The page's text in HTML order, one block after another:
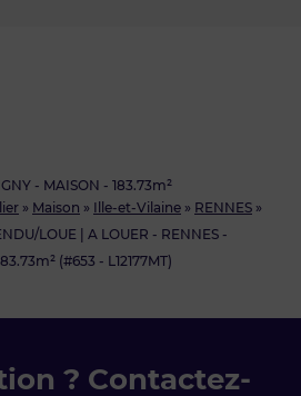
» Maison » Ille-et-Vilaine » RENNES »
LOUE | A LOUER - RENNES -
(#653 - L12177MT)
- MAISON - 183.73m²
? Contactez-